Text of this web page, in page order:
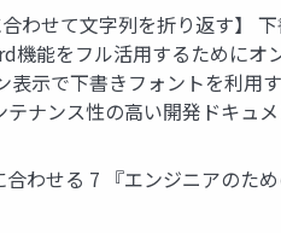
せて文字列を折り返す】
機能をフル活用するために
示で下書きフォントを利用
ナンス性の高い開発ドキュ
わせる 7 『エンジニアのた